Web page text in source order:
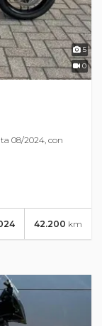
5
0
08/2024, con
42.200 km